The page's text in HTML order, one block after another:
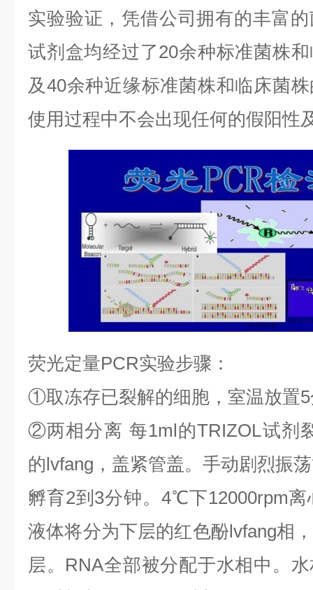
实验验证，凭借公司拥有的丰富
试剂盒均经过了20余种标准菌株
及 40余种近缘标准菌株和临床菌
使用过程中不会出现任何的假阳性
荧光定量PCR实验步骤：
①取冻存已裂解的细胞，室温放置5
②两相分离 每1ml的TRIZOL试剂
的lvfang ，盖紧管盖。手动剧烈振
孵育2到 3分钟。 4℃下12000rpm离
液体将分为下层的红色酚lvfang相
层。 RNA全部被分配于水相中。